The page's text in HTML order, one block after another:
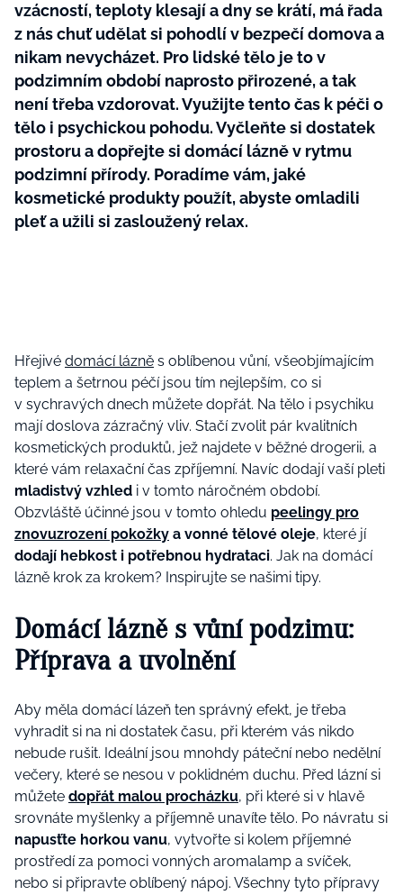
vzácností, teploty klesají a dny se krátí, má řada
z nás chuť udělat si pohodlí v bezpečí domova a
nikam nevycházet. Pro lidské tělo je to v
podzimním období naprosto přirozené, a tak
není třeba vzdorovat. Využijte tento čas k péči o
tělo i psychickou pohodu. Vyčleňte si dostatek
prostoru a dopřejte si domácí lázně v rytmu
podzimní přírody. Poradíme vám, jaké
kosmetické produkty použít, abyste omladili
pleť a užili si zasloužený relax.
Hřejivé domácí lázně s oblíbenou vůní, všeobjímajícím
teplem a šetrnou péčí jsou tím nejlepším, co si
v sychravých dnech můžete dopřát. Na tělo i psychiku
mají doslova zázračný vliv. Stačí zvolit pár kvalitních
kosmetických produktů, jež najdete v běžné drogerii, a
které vám relaxační čas zpříjemní. Navíc dodají vaší pleti
mladistvý vzhled i v tomto náročném období.
Obzvláště účinné jsou v tomto ohledu peelingy pro
znovuzrození pokožky a vonné tělové oleje, které jí
dodají hebkost i potřebnou hydrataci. Jak na domácí
lázně krok za krokem? Inspirujte se našimi tipy.
Domácí lázně s vůní podzimu:
Příprava a uvolnění
Aby měla domácí lázeň ten správný efekt, je třeba
vyhradit si na ni dostatek času, při kterém vás nikdo
nebude rušit. Ideální jsou mnohdy páteční nebo nedělní
večery, které se nesou v poklidném duchu. Před lázní si
můžete dopřát malou procházku, při které si v hlavě
srovnáte myšlenky a příjemně unavíte tělo. Po návratu si
napusťte horkou vanu, vytvořte si kolem příjemné
prostředí za pomoci vonných aromalamp a svíček,
nebo si připravte oblíbený nápoj. Všechny tyto přípravy